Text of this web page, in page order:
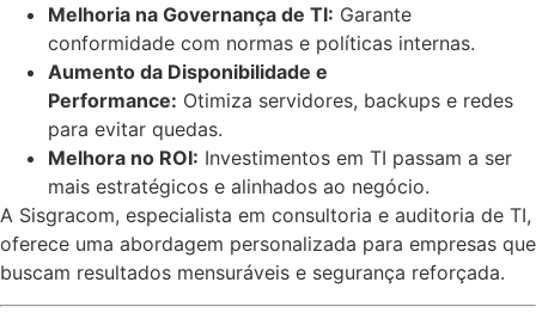
Melhoria na Governança de TI: Garante
conformidade com normas e políticas internas.
Aumento da Disponibilidade e
Performance: Otimiza servidores, backups e redes
para evitar quedas.
Melhora no ROI: Investimentos em TI passam a ser
mais estratégicos e alinhados ao negócio.
A Sisgracom, especialista em consultoria e auditoria de TI,
oferece uma abordagem personalizada para empresas que
buscam resultados mensuráveis e segurança reforçada.